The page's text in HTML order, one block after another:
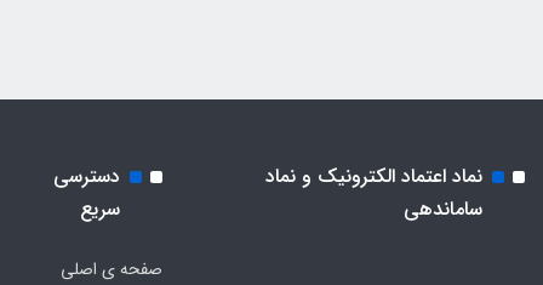
نماد اعتماد الکترونیک و نماد
ساماندهی
دسترسی
سریع
صفحه ی اصلی